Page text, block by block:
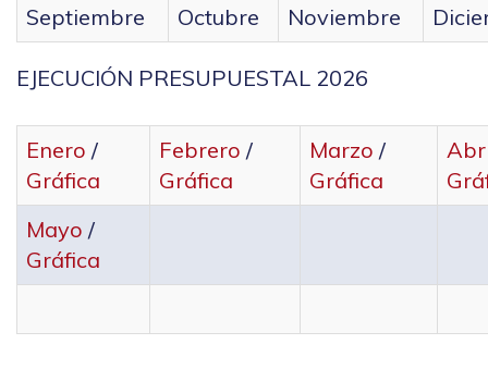
Septiembre
Octubre Noviembre
EJECUCIÓN PRESUPUESTAL 2026
Enero /
Gráfica
Febrero /
Gráfica
Marzo /
Gráfica
Mayo /
Gráfica